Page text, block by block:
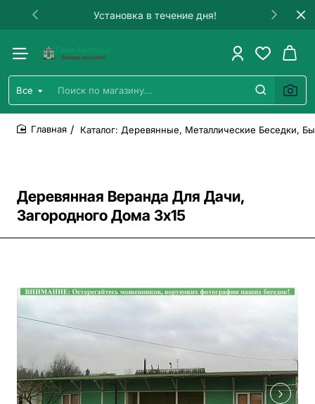
Установка в течение дня!
Все
Поиск
по
магазину...
Деревянная Веранда Для Дачи,
Загородного Дома 3х15
Каталог: Деревянные, Металлические Беседки,